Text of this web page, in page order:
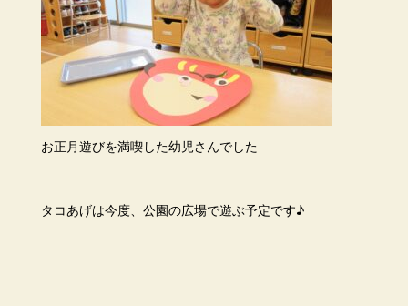
お正月遊びを満喫した幼児さんでした
タコあげは今度、公園の広場で遊ぶ予定です♪